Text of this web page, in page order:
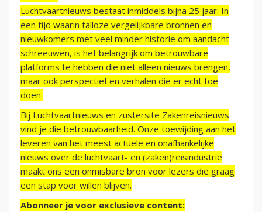
Luchtvaartnieuws bestaat inmiddels bijna 25 jaar. In
een tijd waarin talloze vergelijkbare bronnen en
nieuwkomers met veel minder historie om aandacht
schreeuwen, is het belangrijk om betrouwbare
platforms te hebben die niet alleen nieuws brengen,
maar ook perspectief en verhalen die er echt toe
doen.
Bij Luchtvaartnieuws en zustersite Zakenreisnieuws
vind je die betrouwbaarheid. Onze toewijding aan het
leveren van het meest actuele en onafhankelijke
nieuws over de luchtvaart- en (zaken)reisindustrie
maakt ons een onmisbare bron voor lezers die graag
een stap voor willen blijven.
Abonneer je voor exclusieve content: